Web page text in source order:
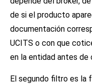
de si el producto
documentación
UCITS o con que
en la entidad antes de
El segundo filtro es la